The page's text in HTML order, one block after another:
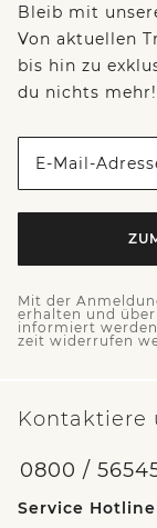
Bleib mit
Von aktuellen
bis hin zu
du nichts mehr!
E-Mail-
Mit der
erhalten und
informiert
zeit widerrufen
Kontaktiere
0800 /
Service Hotline